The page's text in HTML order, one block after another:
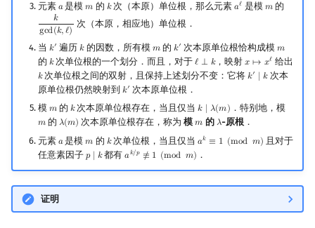
元素 𝑎
a是模𝑚
m 的 𝑘
k次（本原）单位根，那么元素𝑎ℓ
aℓ 是模 𝑚
m的
𝑘
gcd(𝑘,ℓ)
kgcd(k,ℓ) 次（本原，相应地）单位根．
当 𝑘′
k′ 遍历 𝑘
k的因数，所有模 𝑚
m的 𝑘′
k′ 次本原单位根恰构成模𝑚
m
的 𝑘
k次单位根的一个划分．而且，对于ℓ ⟂ 𝑘
ℓ ⟂k ，映射𝑥 ↦ 𝑥ℓ
x↦x ℓ 给出
𝑘
k次单位根之间的双射，且保持上述划分不变：它将𝑘′ ∣ 𝑘
k′
次本
原单位根仍然映射到 𝑘′
k′ 次本原单位根．
模 𝑚
m的 𝑘
k次本原单位根存在，当且仅当𝑘 ∣ 𝜆(𝑚)
k (m) ．特别地，模
𝑚
m的 𝜆(𝑚)
λ(m) 次本原单位根存在，称为模𝑚
m 的 𝜆
λ‑原根 ．
元素 𝑎
a是模𝑚
m 的 𝑘
k次单位根，当且仅当𝑎𝑘 ≡ 1 (mod 𝑚)
ak ≡1 (modm)
且对于
任意素因子𝑝 ∣ 𝑘
p k 都有𝑎𝑘/𝑝 ≢ 1 (mod 𝑚)
ak/p≢1 (modm) ．
证明